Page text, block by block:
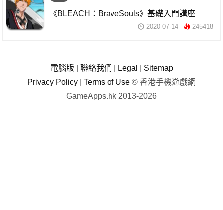
《BLEACH：BraveSouls》基礎入門講座
2020-07-14 245418
電腦版 聯絡我們 Legal
Sitemap
Privacy Policy
Terms of Use © 香港手機遊戲網
GameApps.hk 2013-2026